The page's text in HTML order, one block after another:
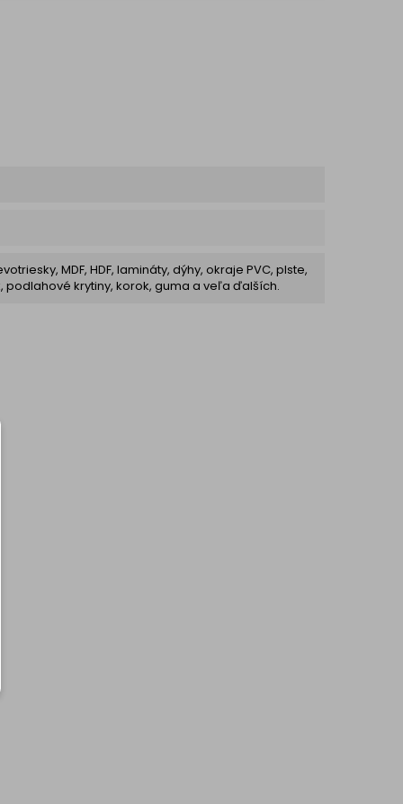
MDF, HDF, lamináty, dýhy, okraje PVC, plste,
podlahové krytiny, korok, guma a veľa ďalších.